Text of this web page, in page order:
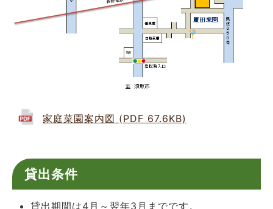
家庭菜園案内図 (PDF 67.6KB)
貸出条件
貸出期間は4月～翌年3月までです。